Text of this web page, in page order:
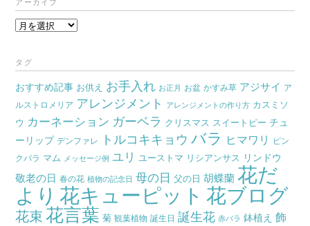
アーカイブ
ア
カ
イ
ブ
タグ
おすすめ記事 お供え お手入れ お正月 お盆 かすみ草 アジサイ ア
ルストロメリア アレンジメント アレンジメントの作り方 カスミソ
ウ カーネーション ガーベラ クリスマス スイートピー チュ
ーリップ デンファレ トルコキキョウ バラ ヒマワリ
ピン
クバラ マム メッセージ例 ユリ ユーストマ リシアンサス リンドウ
敬老の日 春の花 植物の記念日 母の日 父の日 胡蝶蘭 花だ
より 花キューピット 花ブログ
花束 花言葉 菊 観葉植物 誕生日 誕生花 赤バラ 鉢植え 飾